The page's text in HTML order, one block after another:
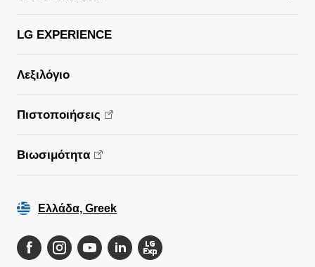
LG EXPERIENCE
Λεξιλόγιο
Πιστοποιήσεις
Βιωσιμότητα
Ελλάδα, Greek